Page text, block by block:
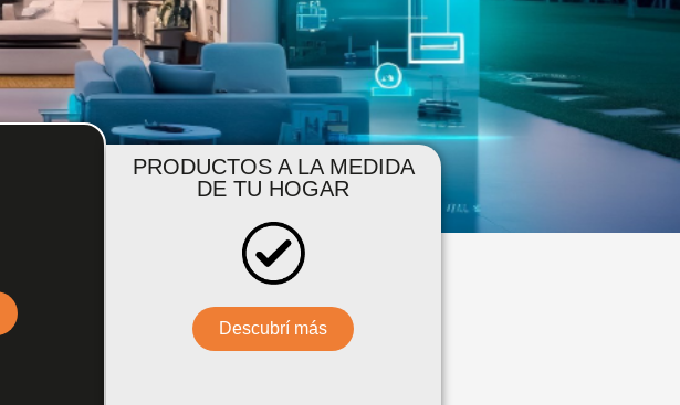
PRODUCTOS A LA MEDIDA
DE TU HOGAR
Descubrí más